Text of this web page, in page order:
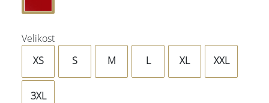
Velikost
XS
S M L XL XXL
3XL